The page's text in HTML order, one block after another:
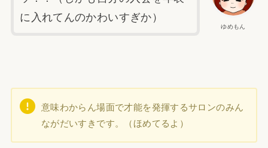
ゆめもん
に入れてんのかわいすぎか）
意味わからん場面で才能を発揮するサロンのみん
ながだいすきです。（ほめてるよ）